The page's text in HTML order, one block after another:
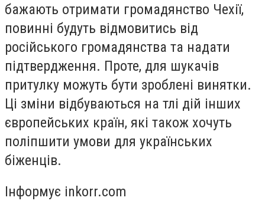
бажають отримати громадянство Чехії,
повинні будуть відмовитись від
російського громадянства та надати
підтвердження. Проте, для шукачів
притулку можуть бути зроблені винятки.
Ці зміни відбуваються на тлі дій інших
європейських країн, які також хочуть
поліпшити умови для українських
біженців.
Інформує inkorr.com